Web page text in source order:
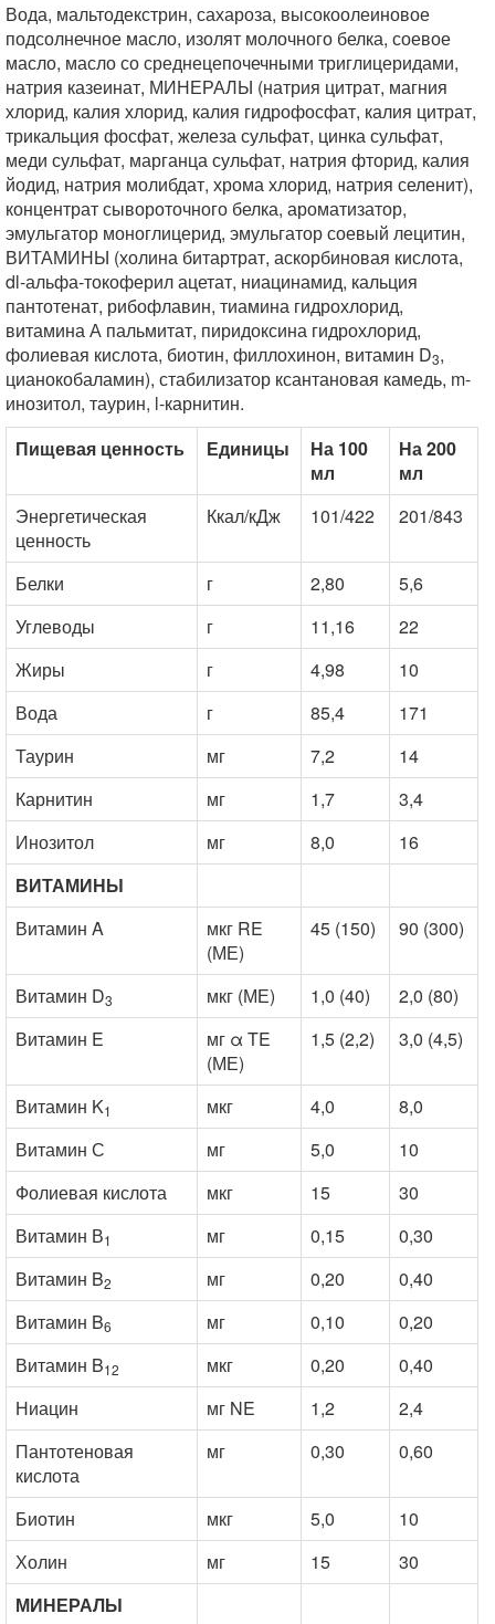
Вода, мальтодекстрин, сахароза, высокоолеиновое
подсолнечное масло, изолят молочного белка, соевое
масло, масло со среднецепочечными триглицеридами,
натрия казеинат, МИНЕРАЛЫ (натрия цитрат, магния
хлорид, калия хлорид, калия гидрофосфат, калия цитрат,
трикальция фосфат, железа сульфат, цинка сульфат,
меди сульфат, марганца сульфат, натрия фторид, калия
йодид, натрия молибдат, хрома хлорид, натрия селенит),
концентрат сывороточного белка, ароматизатор,
эмульгатор моноглицерид, эмульгатор соевый лецитин,
ВИТАМИНЫ (холина битартрат, аскорбиновая кислота,
dl-альфа-токоферил ацетат, ниацинамид, кальция
пантотенат, рибофлавин, тиамина гидрохлорид,
витамина А пальмитат, пиридоксина гидрохлорид,
фолиевая кислота, биотин, филлохинон, витамин D3,
цианокобаламин), стабилизатор ксантановая камедь, m-
инозитол, таурин, l-карнитин.
Пищевая ценность
Единицы
На 100
мл
На 200
мл
Энергетическая
ценность
Ккал/кДж 101/422 201/843
Белки г 2,80
5,6
Углеводы
г 11,16
22
Жиры
г 4,98
10
Вода
г 85,4
171
Таурин
мг 7,2
14
Карнитин
мг 1,7
3,4
Инозитол
мг 8,0
16
ВИТАМИНЫ
Витамин A
мкг RE
(МЕ)
45 (150) 90 (300)
Витамин D3 мкг (МЕ) 1,0 (40)
2,0 (80)
Витамин E
мг α TE
(МЕ)
1,5 (2,2) 3,0 (4,5)
Витамин K1 мкг 4,0
8,0
Витамин С
мг 5,0
10
Фолиевая кислота
мкг 15
30
Витамин В1 мг 0,15
0,30
Витамин B2 мг 0,20
0,40
Витамин B6 мг 0,10
0,20
Витамин B12 мкг 0,20
0,40
Ниацин
мг NE 1,2
2,4
Пантотеновая
кислота
мг 0,30 0,60
Биотин мкг 5,0
10
Холин
мг 15
30
МИНЕРАЛЫ